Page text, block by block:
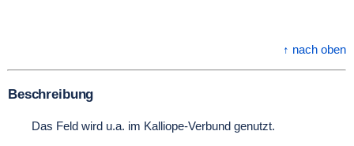
↑ nach oben
Beschreibung
Das Feld wird u.a. im Kalliope-Verbund genutzt.